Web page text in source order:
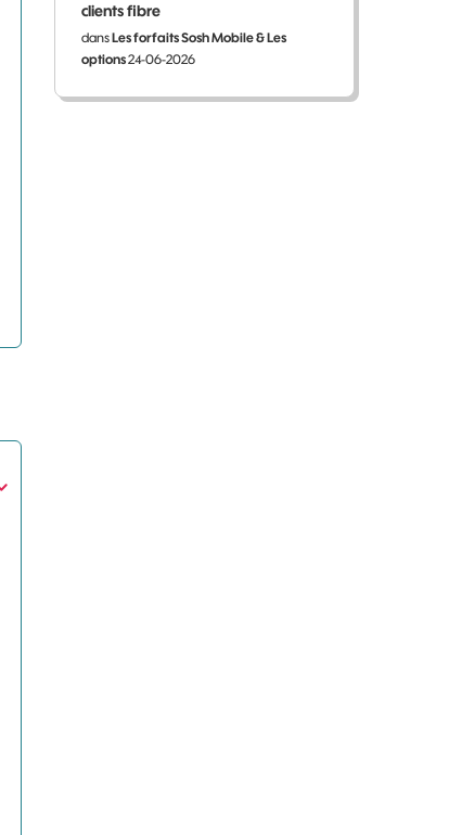
clients fibre
dansLes forfaits Sosh Mobile & Les
options24-06-2026